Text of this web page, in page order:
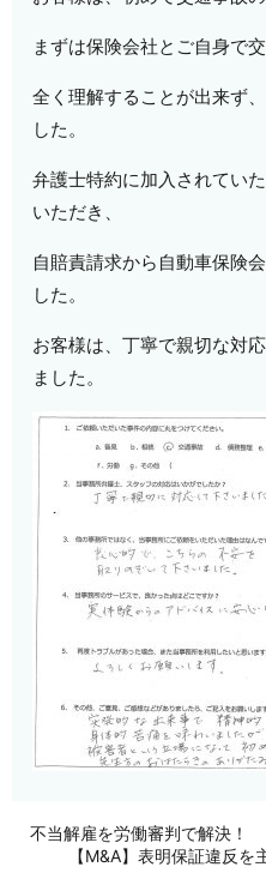
まずは保険会社とご自身で
全く理解することが出来ず
した。
弁護士特約に加入されてい
いただき、
自賠責請求から自動車保険
した。
お客様は、丁寧で親切な対
ました。
不当解雇を労働審判で解決！
【M&A】表明保証違反を